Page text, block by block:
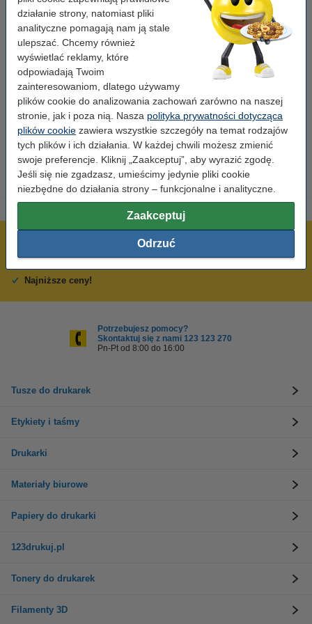
działanie strony, natomiast pliki
analityczne pomagają nam ją stale
ulepszać. Chcemy również
wyświetlać reklamy, które
odpowiadają Twoim
zainteresowaniom, dlatego używamy
plików cookie do analizowania zachowań zarówno na naszej
stronie, jak i poza nią. Nasza polityka prywatności dotycząca
plików cookie zawiera wszystkie szczegóły na temat rodzajów
tych plików i ich działania. W każdej chwili możesz zmienić
swoje preferencje. Kliknij „Zaakceptuj”, aby wyrazić zgodę.
Jeśli się nie zgadzasz, umieścimy jedynie pliki cookie
niezbędne do działania strony – funkcjonalne i analityczne.
Zaakceptuj
Odrzuć
Pojemność: XL
Kolor: czarny
Typ: tusz
Wydajność:
Lexmark
Numer artykułu: 040472
Numer: 14N1619E
600 tysięcy zadowolonych klientów
Wysyłka już dzisiaj!
Najniższe ceny!
Potrzebujesz pomocy?
Skontaktuj się z nami 123 123 270
Pn-Pt od 8:00 do 16:00
Tusze do drukarek
Etykiety i taśmy
Drukarki
Materiały biurowe
Papiery do drukarki
123drukuj.pl
Tonery do drukarek
Filamenty 3D